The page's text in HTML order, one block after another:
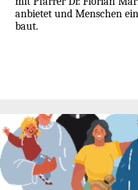
anbietet und Menschen
baut.